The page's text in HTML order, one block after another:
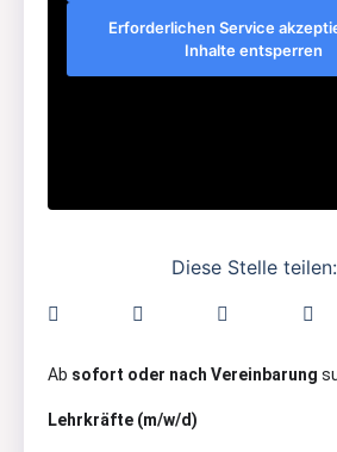
Erforderlichen Service
Inhalte entsperren
Diese Stelle teilen:
Ab sofort oder nach Vereinbarung
Lehrkräfte (m/w/d)